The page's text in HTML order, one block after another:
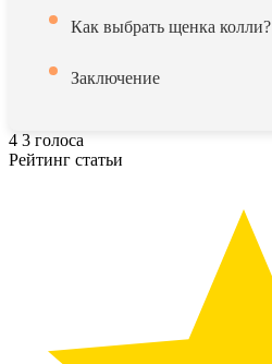
Как выбрать щенка колли?
Заключение
4 3 голоса
Рейтинг статьи